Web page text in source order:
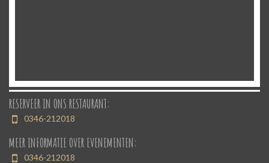
RESERVEER IN ONS RESTAURANT:
0346-212018
MEER INFORMATIE OVER EVENEMENTEN:
0346-212018